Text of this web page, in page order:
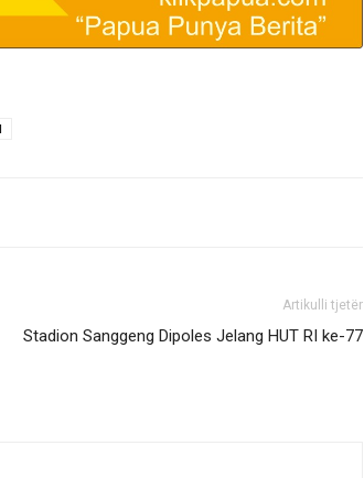
Artikulli tjetër
Stadion Sanggeng Dipoles Jelang HUT RI ke-77